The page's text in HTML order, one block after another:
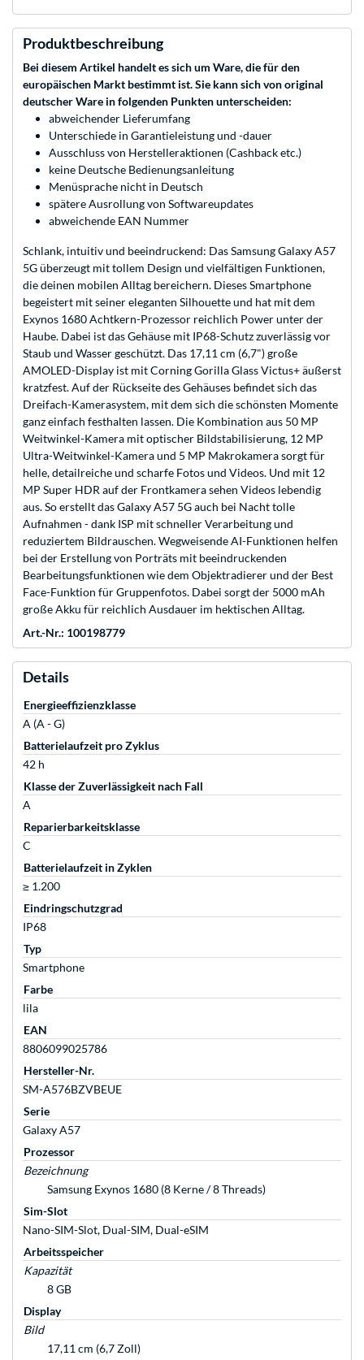
Produktbeschreibung
Bei diesem Artikel handelt es sich um Ware, die für den
europäischen Markt bestimmt ist. Sie kann sich von original
deutscher Ware in folgenden Punkten unterscheiden:
abweichender Lieferumfang
Unterschiede in Garantieleistung und -dauer
Ausschluss von Herstelleraktionen (Cashback etc.)
keine Deutsche Bedienungsanleitung
Menüsprache nicht in Deutsch
spätere Ausrollung von Softwareupdates
abweichende EAN Nummer
Schlank, intuitiv und beeindruckend: Das Samsung Galaxy A57
5G überzeugt mit tollem Design und vielfältigen Funktionen,
die deinen mobilen Alltag bereichern. Dieses Smartphone
begeistert mit seiner eleganten Silhouette und hat mit dem
Exynos 1680 Achtkern-Prozessor reichlich Power unter der
Haube. Dabei ist das Gehäuse mit IP68-Schutz zuverlässig vor
Staub und Wasser geschützt. Das 17,11 cm (6,7") große
AMOLED-Display ist mit Corning Gorilla Glass Victus+ äußerst
kratzfest. Auf der Rückseite des Gehäuses befindet sich das
Dreifach-Kamerasystem, mit dem sich die schönsten Momente
ganz einfach festhalten lassen. Die Kombination aus 50 MP
Weitwinkel-Kamera mit optischer Bildstabilisierung, 12 MP
Ultra-Weitwinkel-Kamera und 5 MP Makrokamera sorgt für
helle, detailreiche und scharfe Fotos und Videos. Und mit 12
MP Super HDR auf der Frontkamera sehen Videos lebendig
aus. So erstellt das Galaxy A57 5G auch bei Nacht tolle
Aufnahmen - dank ISP mit schneller Verarbeitung und
reduziertem Bildrauschen. Wegweisende AI-Funktionen helfen
bei der Erstellung von Porträts mit beeindruckenden
Bearbeitungsfunktionen wie dem Objektradierer und der Best
Face-Funktion für Gruppenfotos. Dabei sorgt der 5000 mAh
große Akku für reichlich Ausdauer im hektischen Alltag.
Art.-Nr.: 100198779
Details
Energieeffizienzklasse
A (A - G)
Batterielaufzeit pro Zyklus
42 h
Klasse der Zuverlässigkeit nach Fall
A
Reparierbarkeitsklasse
C
Batterielaufzeit in Zyklen
≥ 1.200
Eindringschutzgrad
IP68
Typ
Smartphone
Farbe
lila
EAN
8806099025786
Hersteller-Nr.
SM-A576BZVBEUE
Serie
Galaxy A57
Prozessor
Bezeichnung
Samsung Exynos 1680 (8 Kerne / 8 Threads)
Sim-Slot
Nano-SIM-Slot, Dual-SIM, Dual-eSIM
Arbeitsspeicher
Kapazität
8 GB
Display
Bild
17,11 cm (6,7 Zoll)